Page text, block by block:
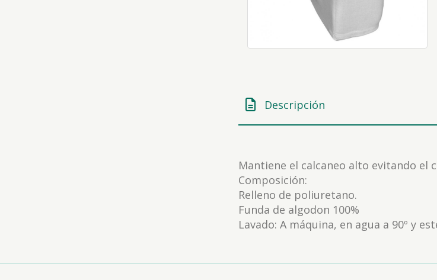
Descripción
Mantiene el calcaneo alto evitando el
Composición:
Relleno de poliuretano.
Funda de algodon 100%
Lavado: A máquina, en agua a 90º y